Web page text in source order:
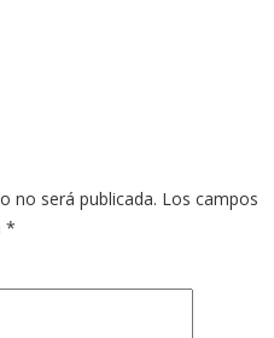
no será publicada. Los campos
*